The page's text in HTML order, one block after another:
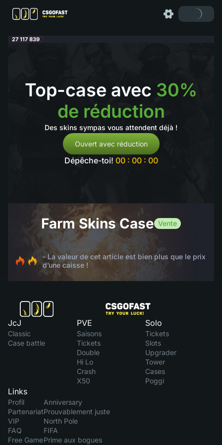
27 117 839
Top-case avec 30%
de réduction
Des skins sympas vous attendent déjà !
Ouvert avec réduction
Dépêche-toi! 00 : 00 : 00
Farm Skins Case Vente
- La valeur de cet article est bien plus que le prix
d’une caisse !
JcJ
Classic
Case battle
PVE
Saisons
Tickets
Double
Hi Lo
Crash
X50
Solo
Tickets
Slots
Upgrader
Tower
Cases
Poggi
Links
Profil
Partenariat
VIP
FAQ
Free Game
Anniversary
Prouvablement juste
North Pole
FIFA
Prime aux bogues